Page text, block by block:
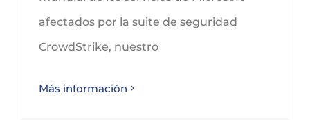
afectados por la suite de seguridad
CrowdStrike, nuestro
Más información